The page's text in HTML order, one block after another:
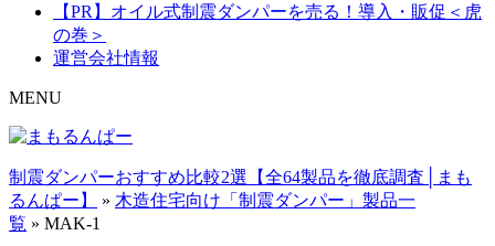
【PR】オイル式制震ダンパーを売る！導入・販促＜虎
の巻＞
運営会社情報
MENU
制震ダンパーおすすめ比較2選【全64製品を徹底調査│まも
るんぱー】
» 木造住宅向け「制震ダンパー」製品一
覧 » MAK-1